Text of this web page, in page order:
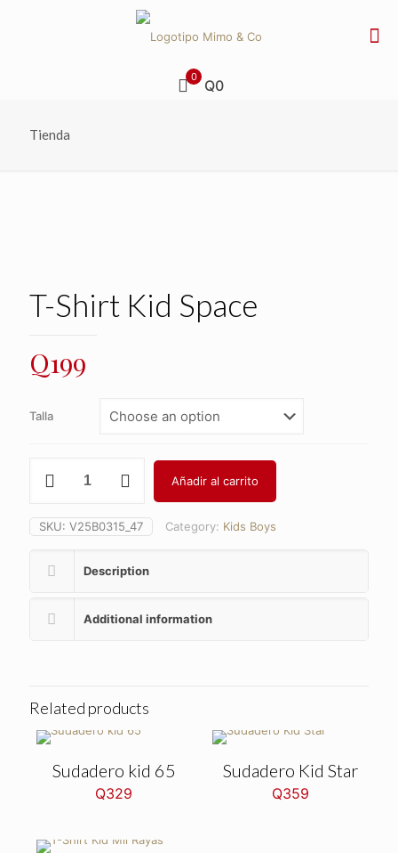
0 Q0
Tienda
T-Shirt Kid Space
Q199
Talla
Space
quantity
Añadir al carrito
SKU: V25B0315_47 Category: Kids Boys
Description
Additional information
Related products
Sudadero kid 65
Q329
Sudadero Kid Star
Q359